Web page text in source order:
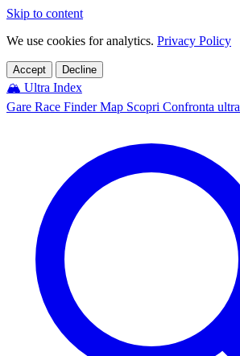
Skip to content
We use cookies for analytics. Privacy Policy
Accept Decline
🏔️ Ultra Index
Gare Race FinderMap Scopri Confronta ultra